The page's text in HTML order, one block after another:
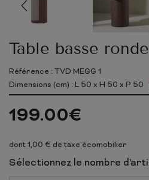
Table basse
Référence : TVD MEGG 1
Dimensions (cm) : L 50 x H 50 x P 50
199.00€
dont 1,00 € de taxe écomobilier
Sélectionnez le nombre